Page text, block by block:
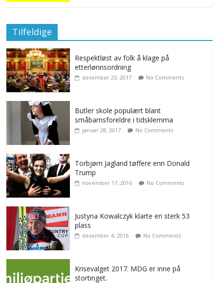
Tilfeldige
Respektløst av folk å klage på
etterlønnsordning
desember 23, 2017 No Comments
Butler skole populært blant
småbarnsforeldre i tidsklemma
januar 28, 2017 No Comments
Torbjørn Jagland tøffere enn Donald
Trump
november 17, 2016 No Comments
Justyna Kowalczyk klarte en sterk 53
plass
desember 4, 2016 No Comments
Krisevalget 2017. MDG er inne på
stortinget.